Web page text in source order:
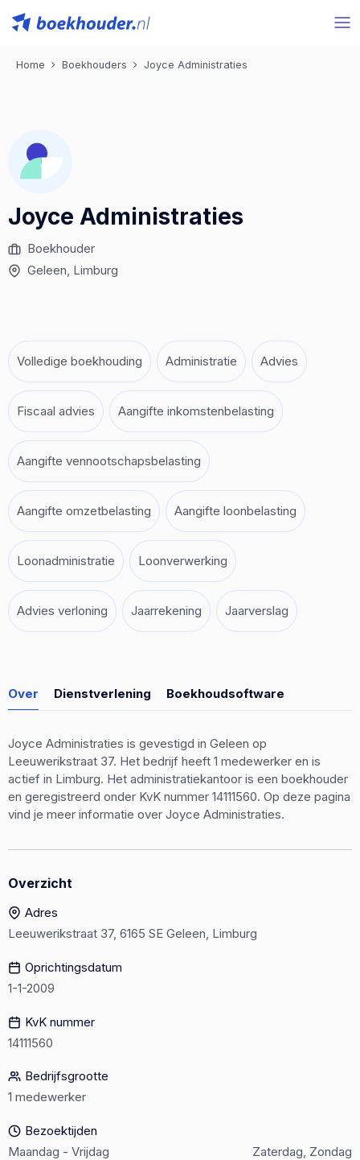
Home Boekhouders Joyce Administraties
Joyce Administraties
Boekhouder
Geleen, Limburg
Volledige boekhouding Administratie Advies
Fiscaal advies Aangifte inkomstenbelasting
Aangifte vennootschapsbelasting
Aangifte omzetbelasting Aangifte loonbelasting
Loonadministratie Loonverwerking
Advies verloning Jaarrekening Jaarverslag
Over Dienstverlening Boekhoudsoftware
Joyce Administraties is gevestigd in Geleen op
Leeuwerikstraat 37. Het bedrijf heeft 1 medewerker en is
actief in Limburg. Het administratiekantoor is een boekhouder
en geregistreerd onder KvK nummer 14111560. Op deze pagina
vind je meer informatie over Joyce Administraties.
Overzicht
Adres
Leeuwerikstraat 37, 6165 SE Geleen, Limburg
Oprichtingsdatum
1-1-2009
KvK nummer
14111560
Bedrijfsgrootte
1 medewerker
Bezoektijden
Maandag - Vrijdag
Zaterdag, Zondag